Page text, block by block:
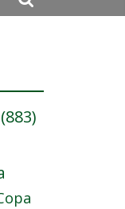
(883)